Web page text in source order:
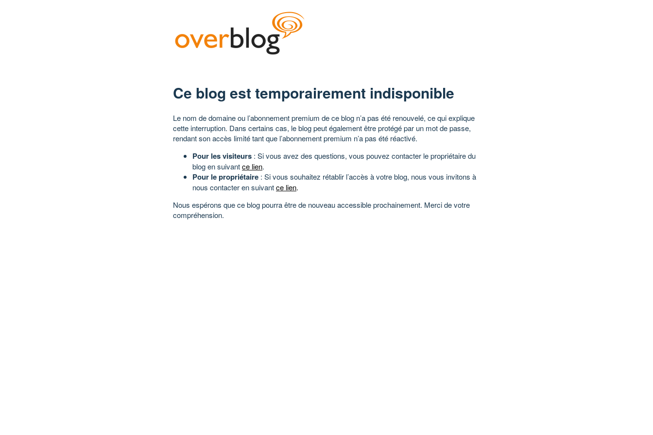
Ce blog est temporairement indisponible
Le nom de domaine ou l’abonnement premium de ce blog n’a pas été renouvelé, ce qui explique
cette interruption. Dans certains cas, le blog peut également être protégé par un mot de passe,
rendant son accès limité tant que l’abonnement premium n’a pas été réactivé.
Pour les visiteurs : Si vous avez des questions, vous pouvez contacter le propriétaire du
blog en suivantce lien.
Pour le propriétaire : Si vous souhaitez rétablir l’accès à votre blog, nous vous invitons à
nous contacter en suivantce lien.
Nous espérons que ce blog pourra être de nouveau accessible prochainement. Merci de votre
compréhension.